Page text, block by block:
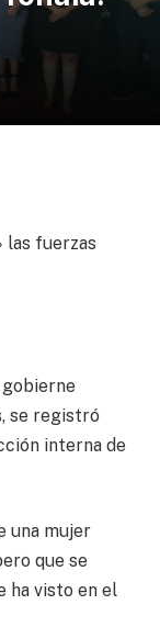
las fuerzas
se registró
interna de
una mujer
que se
ha visto en el